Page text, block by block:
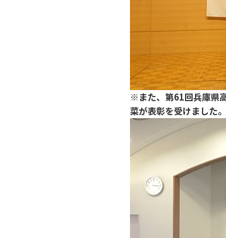
※また、第61回兵庫県
菜が表彰を受けました。